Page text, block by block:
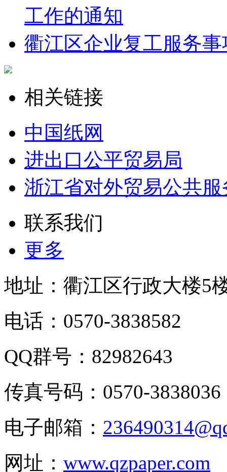
工作的通知
衢江区企业复工服务
相关链接
中国纸网
进出口公平贸易局
浙江省对外贸易公共
联系我们
更多
地址：衢江区行政大楼5
电话：0570-3838582
QQ群号：82982643
传真号码：0570-3838036
电子邮箱：
网址： www.qzpaper.com